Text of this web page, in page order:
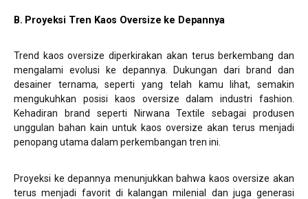
B. Proyeksi Tren Kaos Oversize ke Depannya
Trend kaos oversize diperkirakan akan terus berkembang dan
mengalami evolusi ke depannya. Dukungan dari brand dan
desainer ternama, seperti yang telah kamu lihat, semakin
mengukuhkan posisi kaos oversize dalam industri fashion.
Kehadiran brand seperti Nirwana Textile sebagai produsen
unggulan bahan kain untuk kaos oversize akan terus menjadi
penopang utama dalam perkembangan tren ini.
Proyeksi ke depannya menunjukkan bahwa kaos oversize akan
terus menjadi favorit di kalangan milenial dan juga generasi